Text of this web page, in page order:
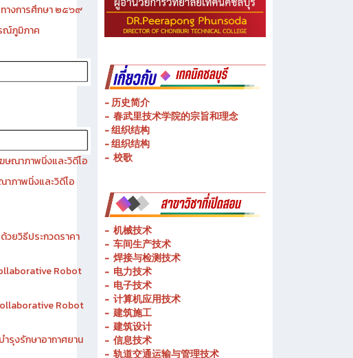
างการศึกษา ๒๕๖๙
ณ์ภูมิภาค
ษณาภาพนิ่งและวิดีโอ
ภาพนิ่งและวิดีโอ
ยวิธีประกวดราคา
Robot
Robot
รุงรักษาอากาศยาน
- 历史简介
- 春武里技术学院的宗旨和理念
- 组织结构
- 组织结构
- 校歌
- 机械技术
- 车间生产技术
- 焊接与检测技术
- 电力技术
- 电子技术
- 计算机应用技术
-建筑施工
-建筑设计
- 信息技术
- 轨道交通运输与管理技术